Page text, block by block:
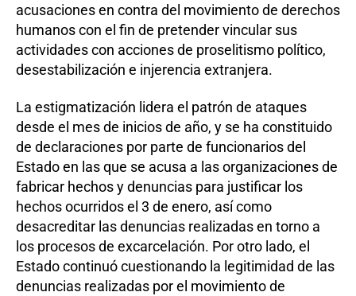
acusaciones en contra del movimiento de derechos
humanos con el fin de pretender vincular sus
actividades con acciones de proselitismo político,
desestabilización e injerencia extranjera.
La estigmatización lidera el patrón de ataques
desde el mes de inicios de año, y se ha constituido
de declaraciones por parte de funcionarios del
Estado en las que se acusa a las organizaciones de
fabricar hechos y denuncias para justificar los
hechos ocurridos el 3 de enero, así como
desacreditar las denuncias realizadas en torno a
los procesos de excarcelación. Por otro lado, el
Estado continuó cuestionando la legitimidad de las
denuncias realizadas por el movimiento de